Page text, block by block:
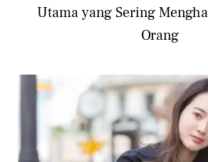
Utama yang Sering
Orang